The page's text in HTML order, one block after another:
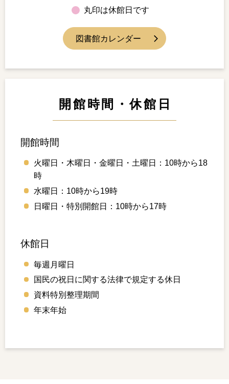
丸印は休館日です
図書館カレンダー
開館時間・休館日
開館時間
火曜日・木曜日・金曜日・土曜日：10時から18
時
水曜日：10時から19時
日曜日・特別開館日：10時から17時
休館日
毎週月曜日
国民の祝日に関する法律で規定する休日
資料特別整理期間
年末年始